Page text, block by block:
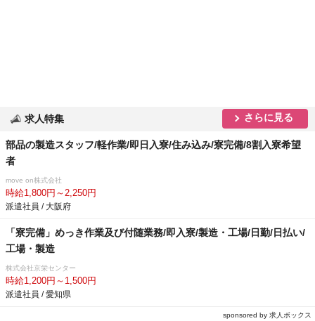
求人特集 さらに見る
部品の製造スタッフ/軽作業/即日入寮/住み込み/寮完備/8割入寮希望
者
move on株式会社
時給1,800円～2,250円
派遣社員 / 大阪府
「寮完備」めっき作業及び付随業務/即入寮/製造・工場/日勤/日払い/
工場・製造
株式会社京栄センター
時給1,200円～1,500円
派遣社員 / 愛知県
sponsored by 求人ボックス